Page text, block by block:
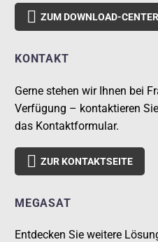
 ZUM DOWNLOAD-CENTER
KONTAKT
Gerne stehen wir Ihnen bei
Verfügung – kontaktieren
das Kontaktformular.
 ZUR KONTAKTSEITE
MEGASAT
Entdecken Sie weitere